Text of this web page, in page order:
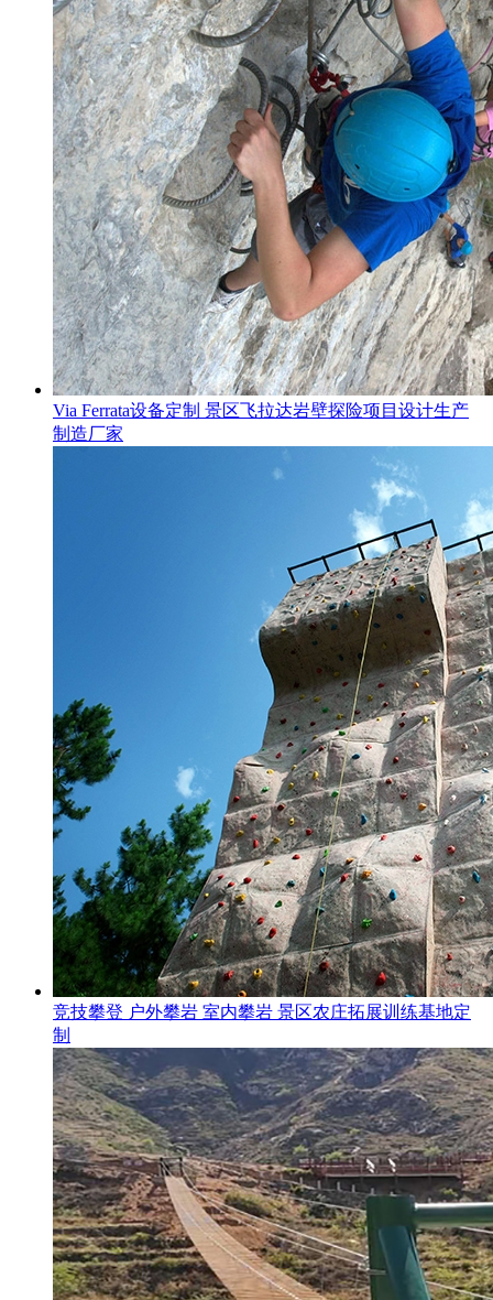
Via Ferrata设备定制 景区飞拉达岩壁探险项目设计生产
制造厂家
竞技攀登 户外攀岩 室内攀岩 景区农庄拓展训练基地定
制